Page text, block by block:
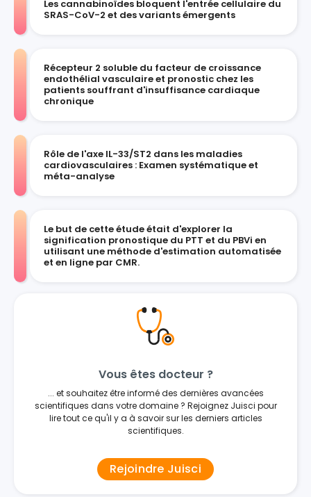
Les cannabinoïdes bloquent l'entrée cellulaire du
SRAS-CoV-2 et des variants émergents
Récepteur 2 soluble du facteur de croissance
endothélial vasculaire et pronostic chez les
patients souffrant d'insuffisance cardiaque
chronique
Rôle de l'axe IL-33/ST2 dans les maladies
cardiovasculaires : Examen systématique et
méta-analyse
Le but de cette étude était d'explorer la
signification pronostique du PTT et du PBVi en
utilisant une méthode d'estimation automatisée
et en ligne par CMR.
Vous êtes docteur ?
... et souhaitez être informé des dernières avancées
scientifiques dans votre domaine ? Rejoignez Juisci pour
lire tout ce qu'il y a à savoir sur les derniers articles
scientifiques.
Rejoindre Juisci